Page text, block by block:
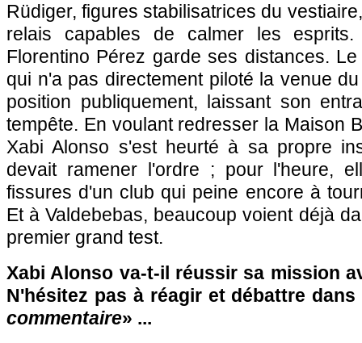
Rüdiger, figures stabilisatrices du
relais capables de calmer les
Florentino Pérez garde ses distances.
qui n'a pas directement piloté la venue
position publiquement, laissant son
tempête. En voulant redresser la Maison
Xabi Alonso s'est heurté à sa propre
devait ramener l'ordre ; pour l'heure,
fissures d'un club qui peine encore à
Et à Valdebebas, beaucoup voient déjà
premier grand test.
Xabi Alonso va-t-il réussir sa mission
N'hésitez pas à réagir et débattre dans
commentaire» ...